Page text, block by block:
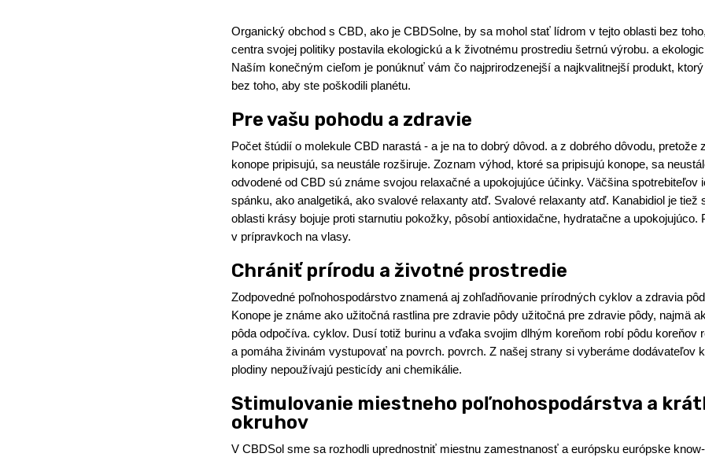
Organický obchod s CBD, ako je CBDSolne, by sa mohol stať lídrom v tejto oblasti bez
centra svojej politiky postavila ekologickú a k životnému prostrediu šetrnú výrobu. a
Naším konečným cieľom je ponúknuť vám čo najprirodzenejší a najkvalitnejší produkt,
bez toho, aby ste poškodili planétu.
Pre vašu pohodu a zdravie
Počet štúdií o molekule CBD narastá - a je na to dobrý dôvod. a z dobrého dôvodu, pretože
konope pripisujú, sa neustále rozširuje. Zoznam výhod, ktoré sa pripisujú konope, sa
odvodené od CBD sú známe svojou relaxačné a upokojujúce účinky. Väčšina spotrebiteľov
spánku, ako analgetiká, ako svalové relaxanty atď. Svalové relaxanty atď. Kanabidiol je
oblasti krásy bojuje proti starnutiu pokožky, pôsobí antioxidačne, hydratačne a upokojujúco.
v prípravkoch na vlasy.
Chrániť prírodu a životné prostredie
Zodpovedné poľnohospodárstvo znamená aj zohľadňovanie prírodných cyklov a zdravia
Konope je známe ako užitočná rastlina pre zdravie pôdy užitočná pre zdravie pôdy, najmä
pôda odpočíva. cyklov. Dusí totiž burinu a vďaka svojim dlhým koreňom robí pôdu koreňov
a pomáha živinám vystupovať na povrch. povrch. Z našej strany si vyberáme dodávateľov
plodiny nepoužívajú pesticídy ani chemikálie.
Stimulovanie miestneho poľnohospodárstva a
okruhov
V CBDSol sme sa rozhodli uprednostniť miestnu zamestnanosť a európsku európske